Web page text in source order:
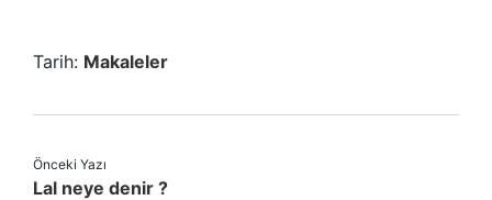
Tarih: Makaleler
Önceki Yazı
Lal neye denir ?